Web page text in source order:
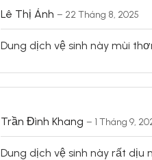
Lê Thị Ánh– 22 Tháng 8, 2025
Dung dịch vệ sinh này mùi
Trần Đình Khang– 1 Tháng 9,
Dung dịch vệ sinh này rất dịu